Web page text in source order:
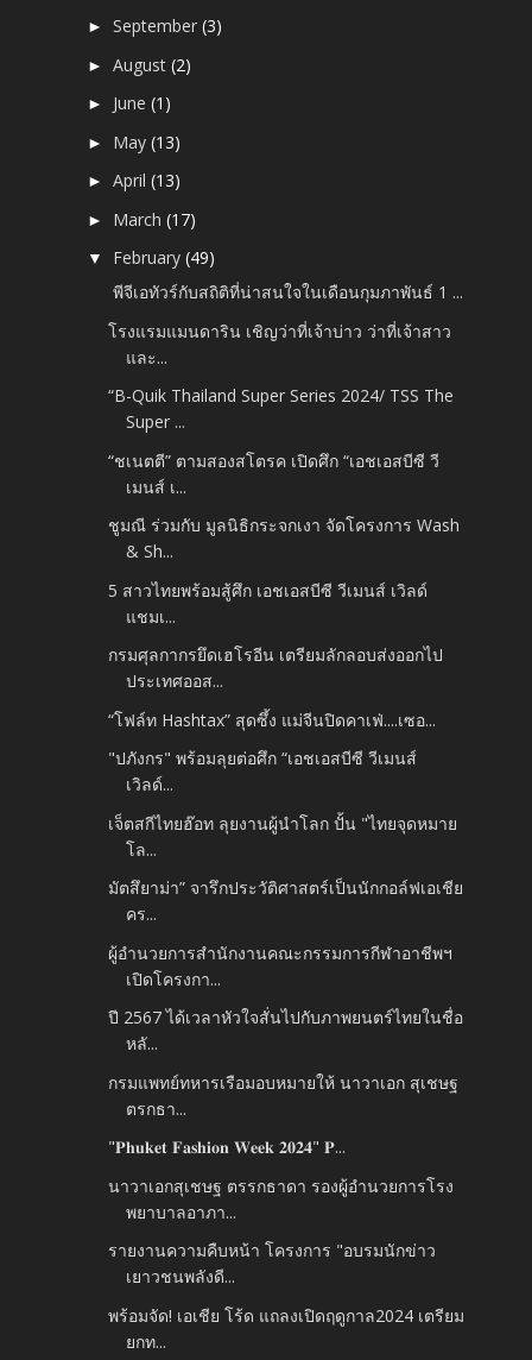
►September(3)
►August(2)
► June(1)
► May(13)
►April(13)
► March(17)
▼ February(49)
พีจีเอทัวร์กับสถิติที่น่าสนใจในเดือนกุมภาพันธ์ 1 ...
โรงแรมแมนดาริน เชิญว่าที่เจ้าบ่าว ว่าที่เจ้าสาว
และ...
“B-Quik Thailand Super Series 2024/ TSS The
Super ...
“ชเนตตี” ตามสองสโตรค เปิดศึก “เอชเอสบีซี วี
เมนส์ เ...
ชูมณี ร่วมกับ มูลนิธิกระจกเงา จัดโครงการ Wash
& Sh...
5 สาวไทยพร้อมสู้ศึก เอชเอสบีซี วีเมนส์ เวิลด์
แชมเ...
กรมศุลกากรยึดเฮโรอีน เตรียมลักลอบส่งออกไป
ประเทศออส...
“โฟล์ท Hashtax” สุดซึ้ง แม่จีนปิดคาเฟ่....เซอ...
"ปภังกร" พร้อมลุยต่อศึก “เอชเอสบีซี วีเมนส์
เวิลด์...
เจ็ตสกีไทยฮ๊อท ลุยงานผู้นำโลก ปั้น "ไทยจุดหมาย
โล...
มัตสึยาม่า” จารึกประวัติศาสตร์เป็นนักกอล์ฟเอเชีย
คร...
ผู้อำนวยการสำนักงานคณะกรรมการกีฬาอาชีพฯ
เปิดโครงกา...
ปี 2567 ได้เวลาหัวใจสั่นไปกับภาพยนตร์ไทยในชื่อ
หลั...
กรมแพทย์ทหารเรือมอบหมายให้ นาวาเอก​ สุเชษฐ​
ตรกธา...
"𝐏𝐡𝐮𝐤𝐞𝐭 𝐅𝐚𝐬𝐡𝐢𝐨𝐧 𝐖𝐞𝐞𝐤 𝟐𝟎𝟐𝟒" 𝐏...
นาวาเอกสุเชษฐ ตรรกธาดา รองผู้อำนวยการโรง
พยาบาลอาภา...
รายงานความคืบหน้า โครงการ "อบรมนักข่าว
เยาวชนพลังดี...
พร้อมจัด! เอเชีย โร้ด แถลงเปิดฤดูกาล2024 เตรียม
ยกท...